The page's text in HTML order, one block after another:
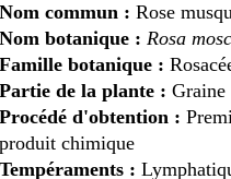
Nom commun : Rose
Nom botanique : Rosa
Famille botanique :
Partie de la plante : Graine
Procédé d'obtention :
produit chimique
Tempéraments :